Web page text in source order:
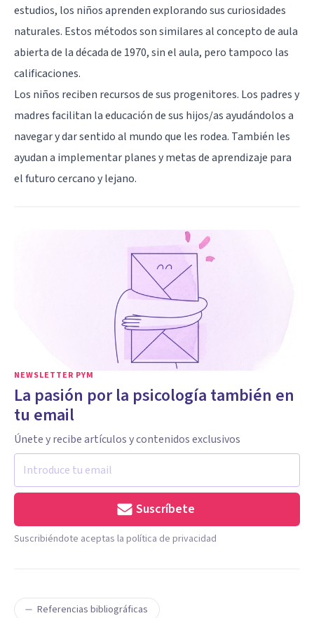
estudios, los niños aprenden explorando sus curiosidades
naturales. Estos métodos son similares al concepto de aula
abierta de la década de 1970, sin el aula, pero tampoco las
calificaciones.
Los niños reciben recursos de sus progenitores. Los padres y
madres facilitan la educación de sus hijos/as ayudándolos a
navegar y dar sentido al mundo que les rodea. También les
ayudan a implementar planes y metas de aprendizaje para
el futuro cercano y lejano.
NEWSLETTER PYM
La pasión por la psicología también en
tu email
Únete y recibe artículos y contenidos exclusivos
Suscríbete
Suscribiéndote aceptas la política de privacidad
Referencias bibliográficas